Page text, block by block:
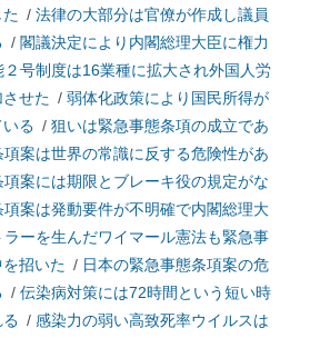
/ 法律の大部分は官僚が作成し議員
/ 閣議決定により内閣総理大臣に権力
２号制度は16業種に拡大され外国人労
せた / 弱体化政策により国民所得が
る / 狙いは緊急事態条項の成立であ
項案は世界の常識に反する危険性があ
項案には期限とブレーキ役の規定がな
項案は発動要件が不明確で内閣総理大
ラーを生んだワイマール憲法も緊急事
招いた / 日本の緊急事態条項案の危
/ 伝染病対策には72時間という短い時
/ 感染力の弱い高致死率ウイルスは